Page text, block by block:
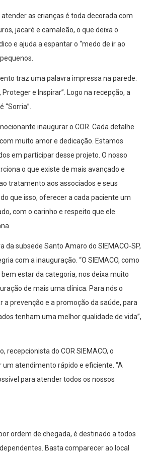
as crianças é toda decorada com
jacaré e camaleão, o que deixa o
e ajuda a espantar o “medo de ir ao
traz uma palavra impressa na parede:
Proteger e Inspirar”. Logo na recepção, a
inaugurar o COR. Cada detalhe
muito amor e dedicação. Estamos
em participar desse projeto. O nosso
o que existe de mais avançado e
tratamento aos associados e seus
que isso, oferecer a cada paciente um
com o carinho e respeito que ele
da subsede Santo Amaro do SIEMACO-SP,
com a inauguração. “O SIEMACO, como
estar da categoria, nos deixa muito
de mais uma clínica. Para nós o
prevenção e a promoção da saúde, para
tenham uma melhor qualidade de vida”,
recepcionista do COR SIEMACO, o
atendimento rápido e eficiente. “A
para atender todos os nossos
ordem de chegada, é destinado a todos
Basta comparecer ao local